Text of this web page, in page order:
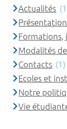
Actualités
Présentation
Formations,
Modalités
Contacts (1)
Ecoles et
Notre
Vie